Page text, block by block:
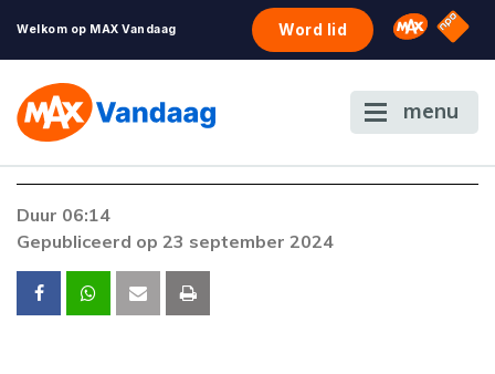
Welkom op MAX Vandaag Word lid Omroep
NPO
menu
Er is een licentie-fout opgetreden. Als het
contact op met onze klantenservice.
Duur 06:14
Gepubliceerd op 23 september 2024